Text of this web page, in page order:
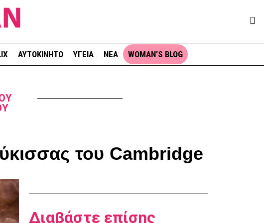
ΑΥΤΟΚΙΝΗΤΟ ΥΓΕΙΑ ΝΕΑ WOMAN’S BLOG
του Cambridge
Διαβάστε επίσης